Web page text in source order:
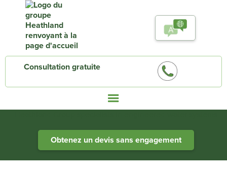
Consultation gratuite
Obtenez un devis sans engagement